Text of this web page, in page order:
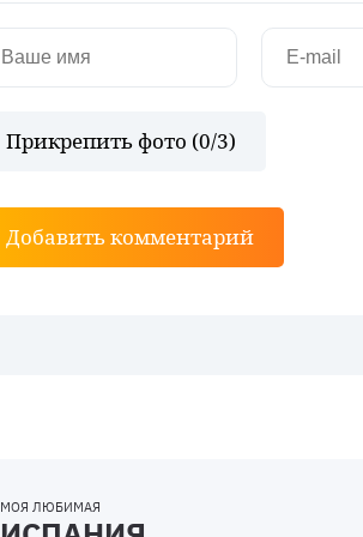
Прикрепить фото (0/3)
Добавить комментарий
МОЯ ЛЮБИМАЯ